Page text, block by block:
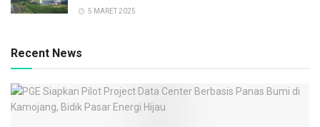
5 MARET 2025
Recent News